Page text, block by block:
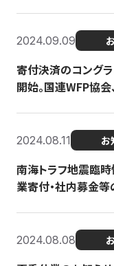
2024.09.09
寄付決済のコングラ
開始。国連WFP協会
2024.08.11 お
南海トラフ地震臨時
業寄付・社内募金
2024.08.08